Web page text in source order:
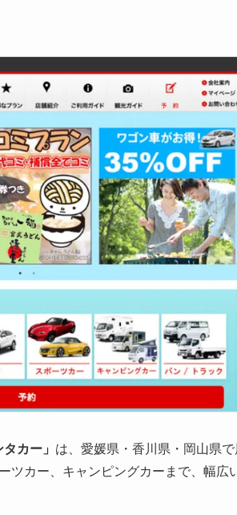
タカー」 は、愛媛県・香川県・岡山県
ツカー、キャンピングカーまで、幅広